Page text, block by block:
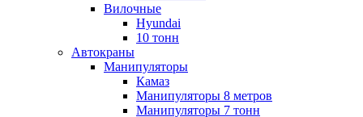
Вилочные
Hyundai
10 тонн
Автокраны
Манипуляторы
Камаз
Манипуляторы 8 метров
Манипуляторы 7 тонн